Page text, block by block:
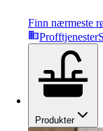
Finn nærmeste
Profftjenester
Produkter